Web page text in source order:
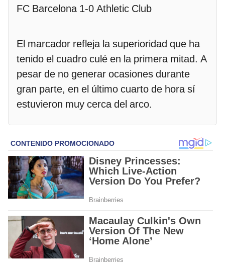
FC Barcelona 1-0 Athletic Club
El marcador refleja la superioridad que ha
tenido el cuadro culé en la primera mitad. A
pesar de no generar ocasiones durante
gran parte, en el último cuarto de hora sí
estuvieron muy cerca del arco.